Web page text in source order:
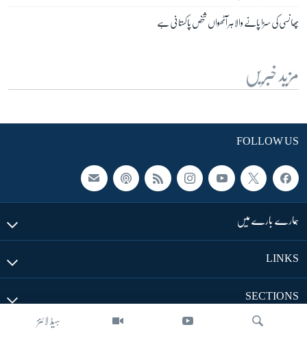
ہیڈ لائنز
پھانسی کی سزا پانے والا ہر آٹھواں شخص پاکستانی ہے
مزید خبریں
FOLLOW US
ہمارے بارے میں
LINKS
SECTIONS